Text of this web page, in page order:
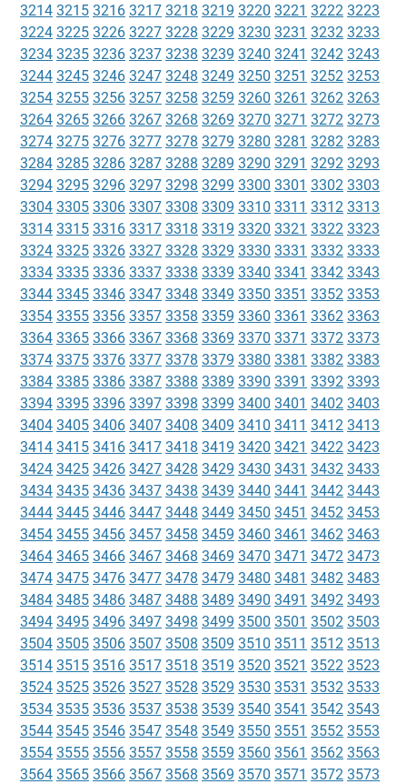
3214 3215 3216 3217 3218 3219 3220 3221 3222 3223
3224 3225 3226 3227 3228 3229 3230 3231 3232 3233
3234 3235 3236 3237 3238 3239 3240 3241 3242 3243
3244 3245 3246 3247 3248 3249 3250 3251 3252 3253
3254 3255 3256 3257 3258 3259 3260 3261 3262 3263
3264 3265 3266 3267 3268 3269 3270 3271 3272 3273
3274 3275 3276 3277 3278 3279 3280 3281 3282 3283
3284 3285 3286 3287 3288 3289 3290 3291 3292 3293
3294 3295 3296 3297 3298 3299 3300 3301 3302 3303
3304 3305 3306 3307 3308 3309 3310 3311 3312 3313
3314 3315 3316 3317 3318 3319 3320 3321 3322 3323
3324 3325 3326 3327 3328 3329 3330 3331 3332 3333
3334 3335 3336 3337 3338 3339 3340 3341 3342 3343
3344 3345 3346 3347 3348 3349 3350 3351 3352 3353
3354 3355 3356 3357 3358 3359 3360 3361 3362 3363
3364 3365 3366 3367 3368 3369 3370 3371 3372 3373
3374 3375 3376 3377 3378 3379 3380 3381 3382 3383
3384 3385 3386 3387 3388 3389 3390 3391 3392 3393
3394 3395 3396 3397 3398 3399 3400 3401 3402 3403
3404 3405 3406 3407 3408 3409 3410 3411 3412 3413
3414 3415 3416 3417 3418 3419 3420 3421 3422 3423
3424 3425 3426 3427 3428 3429 3430 3431 3432 3433
3434 3435 3436 3437 3438 3439 3440 3441 3442 3443
3444 3445 3446 3447 3448 3449 3450 3451 3452 3453
3454 3455 3456 3457 3458 3459 3460 3461 3462 3463
3464 3465 3466 3467 3468 3469 3470 3471 3472 3473
3474 3475 3476 3477 3478 3479 3480 3481 3482 3483
3484 3485 3486 3487 3488 3489 3490 3491 3492 3493
3494 3495 3496 3497 3498 3499 3500 3501 3502 3503
3504 3505 3506 3507 3508 3509 3510 3511 3512 3513
3514 3515 3516 3517 3518 3519 3520 3521 3522 3523
3524 3525 3526 3527 3528 3529 3530 3531 3532 3533
3534 3535 3536 3537 3538 3539 3540 3541 3542 3543
3544 3545 3546 3547 3548 3549 3550 3551 3552 3553
3554 3555 3556 3557 3558 3559 3560 3561 3562 3563
3564 3565 3566 3567 3568 3569 3570 3571 3572 3573